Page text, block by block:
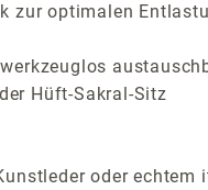
zur optimalen
Hüft-Sakral-Sitz
oder echtem